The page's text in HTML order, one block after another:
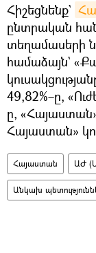
Հիշեցնենք`
ընտրական
տեղամասերի
համաձայն`
49,82%–ը,
ը,
Հայաստան»
Հայաստան ԱԺ
Անկախ